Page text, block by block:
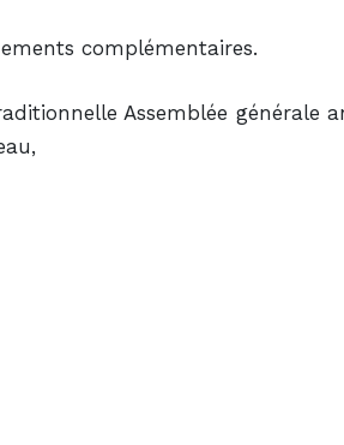
complémentaires.
Assemblée générale